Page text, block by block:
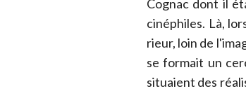
Cognac dont il
cinéphiles. Là,
rieur, loin de
se formait un
situaient des